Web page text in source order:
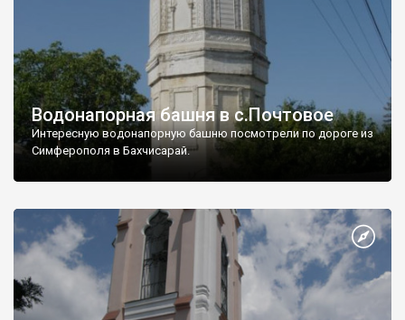
Водонапорная башня в с.Почтовое
Интересную водонапорную башню посмотрели по дороге из
Симферополя в Бахчисарай.